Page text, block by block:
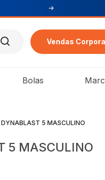
Vendas
Bolas
DYNABLAST 5 MASCULINO
5 MASCULINO